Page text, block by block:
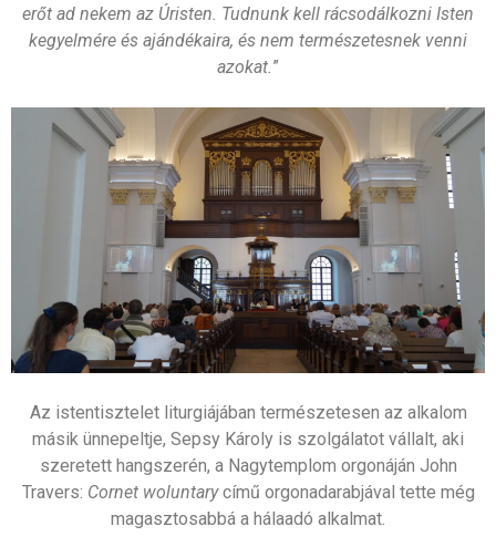
erőt ad nekem az Úristen. Tudnunk kell rácsodálkozni Isten
kegyelmére és ajándékaira, és nem természetesnek venni
azokat.”
Az istentisztelet liturgiájában természetesen az alkalom
másik ünnepeltje, Sepsy Károly is szolgálatot vállalt, aki
szeretett hangszerén, a Nagytemplom orgonáján John
Travers: Cornet woluntarycímű orgonadarabjával tette még
magasztosabbá a hálaadó alkalmat.